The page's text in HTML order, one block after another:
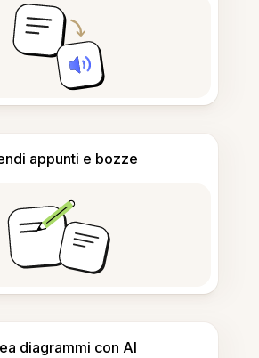
appunti e bozze
diagrammi con AI